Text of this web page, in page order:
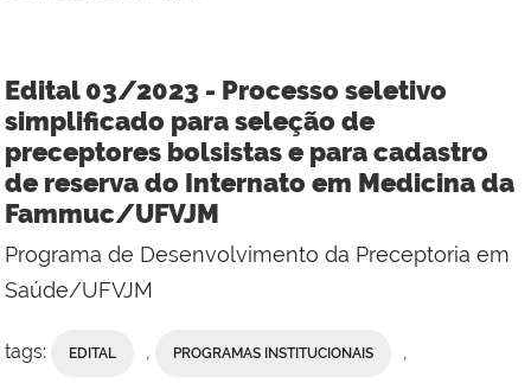
Edital 03/2023 - Processo seletivo
simplificado para seleção de
preceptores bolsistas e para cadastro
de reserva do Internato em Medicina da
Fammuc/UFVJM
Programa de Desenvolvimento da Preceptoria em
Saúde/UFVJM
tags: EDITAL PROGRAMAS INSTITUCIONAIS